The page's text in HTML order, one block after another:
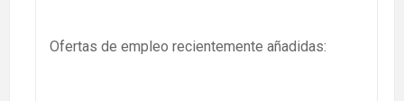
Ofertas de empleo recientemente añadidas: